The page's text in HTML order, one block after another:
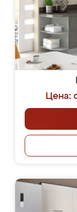
Цена: